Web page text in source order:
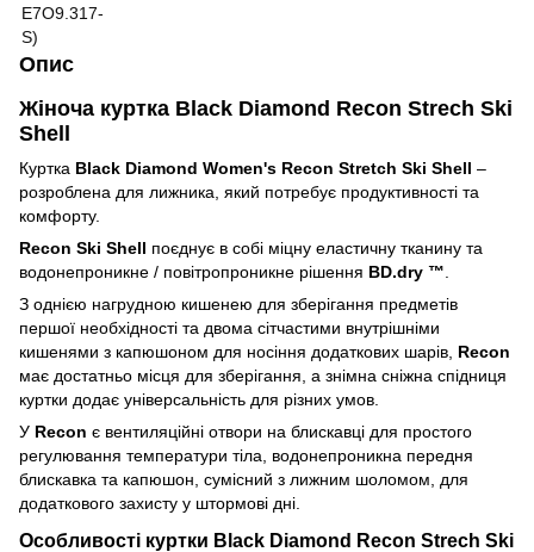
Опис
Жіноча куртка Black Diamond Recon Strech Ski
Shell
Куртка Black Diamond Women's Recon Stretch Ski Shell –
розроблена для лижника, який потребує продуктивності та
комфорту.
Recon Ski Shell поєднує в собі міцну еластичну тканину та
водонепроникне / повітропроникне рішення BD.dry ™
З однією нагрудною кишенею для зберігання предметів
першої необхідності та двома сітчастими внутрішніми
кишенями з капюшоном для носіння додаткових шарів, Recon
має достатньо місця для зберігання, а знімна сніжна спідниця
куртки додає універсальність для різних умов.
У Recon є вентиляційні отвори на блискавці для простого
регулювання температури тіла, водонепроникна передня
блискавка та капюшон, сумісний з лижним шоломом, для
додаткового захисту у штормові дні.
Особливості куртки Black Diamond Recon Strech Ski